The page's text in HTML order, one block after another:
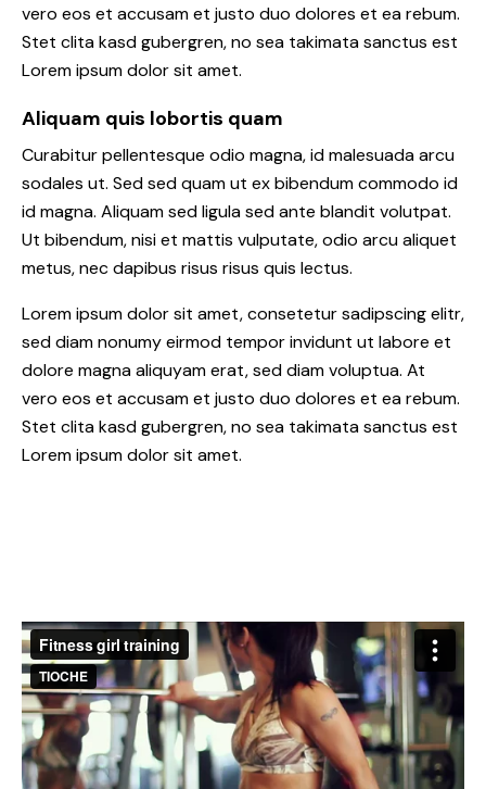
vero eos et accusam et justo duo dolores et ea rebum.
Stet clita kasd gubergren, no sea takimata sanctus est
Lorem ipsum dolor sit amet.
Aliquam quis lobortis quam
Curabitur pellentesque odio magna, id malesuada arcu
sodales ut. Sed sed quam ut ex bibendum commodo id
id magna. Aliquam sed ligula sed ante blandit volutpat.
Ut bibendum, nisi et mattis vulputate, odio arcu aliquet
metus, nec dapibus risus risus quis lectus.
Lorem ipsum dolor sit amet, consetetur sadipscing elitr,
sed diam nonumy eirmod tempor invidunt ut labore et
dolore magna aliquyam erat, sed diam voluptua. At
vero eos et accusam et justo duo dolores et ea rebum.
Stet clita kasd gubergren, no sea takimata sanctus est
Lorem ipsum dolor sit amet.